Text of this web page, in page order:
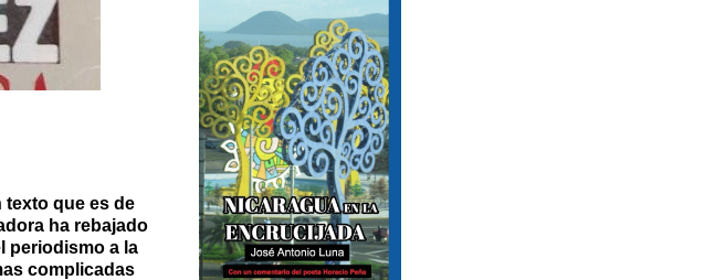
texto que es de
ha rebajado
periodismo a la
complicadas